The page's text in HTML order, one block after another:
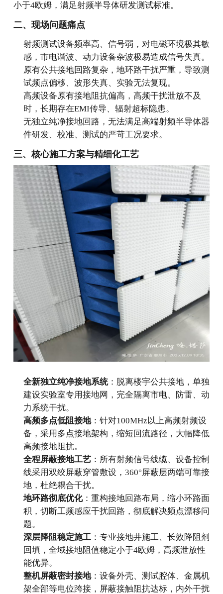
小于4欧姆，满足射频半导体研发测试标准。
二、现场问题痛点
射频测试设备频率高、信号弱，对电磁环境极其敏
感，市电谐波、动力设备杂波极易造成信号失真。
原有公共接地回路复杂，地环路干扰严重，导致测
试频点偏移、波形失真、实验无法复现。
高频设备原有接地阻抗偏高，高频干扰泄放不及
时，长期存在EMI传导、辐射超标隐患。
无独立纯净接地回路，无法满足高端射频半导体器
件研发、校准、测试的严苛工况要求。
三、核心施工方案与精细化工艺
全新独立纯净接地系统：脱离楼宇公共接地，单独
建设实验室专用接地网，完全隔离市电、防雷、动
力系统干扰。
高频多点低阻接地：针对100MHz以上高频射频设
备，采用多点接地架构，缩短回流路径，大幅降低
高频接地阻抗。
全程屏蔽接地工艺：所有射频信号线缆、设备控制
线采用双绞屏蔽穿管敷设，360°屏蔽层两端可靠接
地，杜绝耦合干扰。
地环路彻底优化：重构接地回路布局，缩小环路面
积，切断工频感应干扰回路，彻底解决频点漂移问
题。
深层降阻稳定施工：专业接地井施工、长效降阻剂
回填，全域接地阻值稳定小于4欧姆，高频泄放性
能优异。
整机屏蔽密封接地：设备外壳、测试腔体、金属机
架全部等电位跨接，屏蔽接触阻抗达标，内外干扰